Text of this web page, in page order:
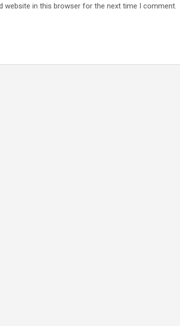
website in this browser for the next time I comment.